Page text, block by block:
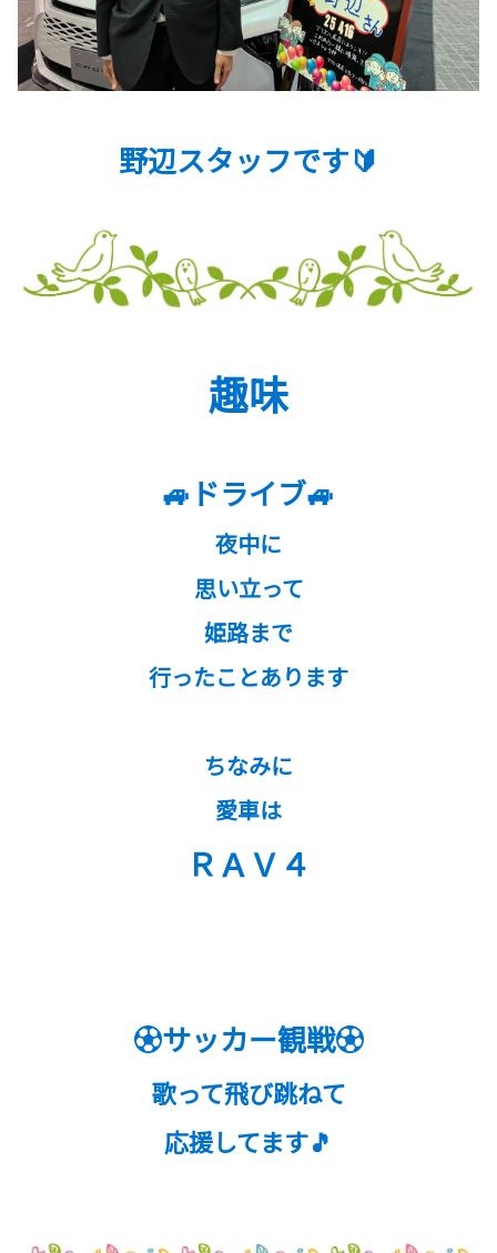
野辺スタッフです🔰
趣味
🚙ドライブ🚙
夜中に
思い立って
姫路まで
行ったことあります
ちなみに
愛車は
ＲＡＶ４
⚽サッカー観戦⚽
歌って飛び跳ねて
応援してます🎵